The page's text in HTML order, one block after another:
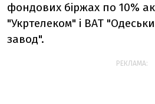
фондових біржах по 10%
"Укртелеком" і ВАТ
завод".
РЕКЛАМА: